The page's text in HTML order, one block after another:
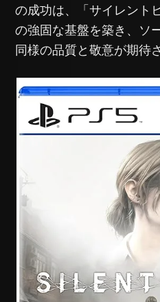
の成功は、「サイレント
の強固な基盤を築き、ソ
同様の品質と敬意が期待